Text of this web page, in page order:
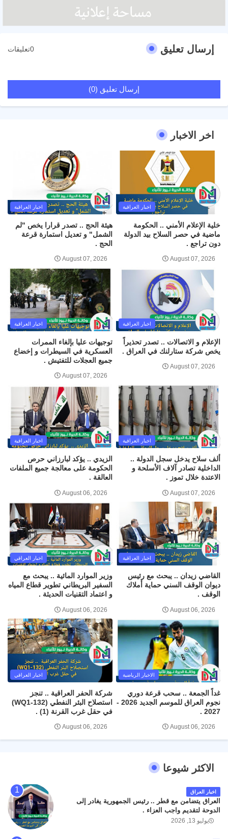
إرسال تعليق 0تعليقات
إرسال تعليق (0)
اخر الاخبار
اخبار العراقية
خلية الإعلام الأمني .. الحكومة
ماضية في حصر السلاح بيد الدولة
دون تراجع .
August 07, 2026
اخبار العراقية
هيئة الحج .. تصدر قرارا يخص "لم
الشمل" و تعديل استمارة قرعة
الحج .
August 07, 2026
اخبار العراقية
الإعلام و الاتصالات .. تصدر تحذيراً
يخص شركة ستارلنك في العراق .
August 07, 2026
اخبار العراقية
توجيهات عليا بإلغاء الممرات
العسكرية في السيطرات و إخضاع
جميع العجلات للتفتيش .
August 07, 2026
اخبار العراقية
ألف سلاح يدخل سجل الدولة ..
الداخلية تصادر آلاف الأسلحة و
الاعتدة خلال تموز .
August 07, 2026
اخبار العراقية
الزيدي .. يؤكد لبارزاني حرص
الحكومة على معالجة جميع الملفات
العالقة .
August 06, 2026
اخبار العراقية
القاضي زيدان .. يبحث مع رئيس
ديوان الوقف السني حماية أملاك
الوقف .
August 06, 2026
اخبار العراقي
وزير الموارد المائية .. يبحث مع
السفير البريطاني تطوير قطاع المياه
و اعتماد التقنيات الحديثة .
August 06, 2026
الاخبار الرياضية
غداً الجمعة .. سحب قرعة دوري
نجوم العراق للموسم الجديد 2026 -
2027 .
August 06, 2026
اخبار العراقي
شركة الحفر العراقية .. تنجز
استصلاح البئر النفطي (WQ1-132)
في حقل غرب القرنة (1) .
August 06, 2026
الاكثر شيوعا
اخبار العراق
العراق يتضامن مع قطر .. رئيس الجمهورية يغادر إلى
الدوحة لتقديم واجب العزاء .
يوليو 13, 2026